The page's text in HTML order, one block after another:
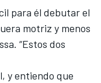
para él debutar el
motriz y menos
“Estos dos
y entiendo que